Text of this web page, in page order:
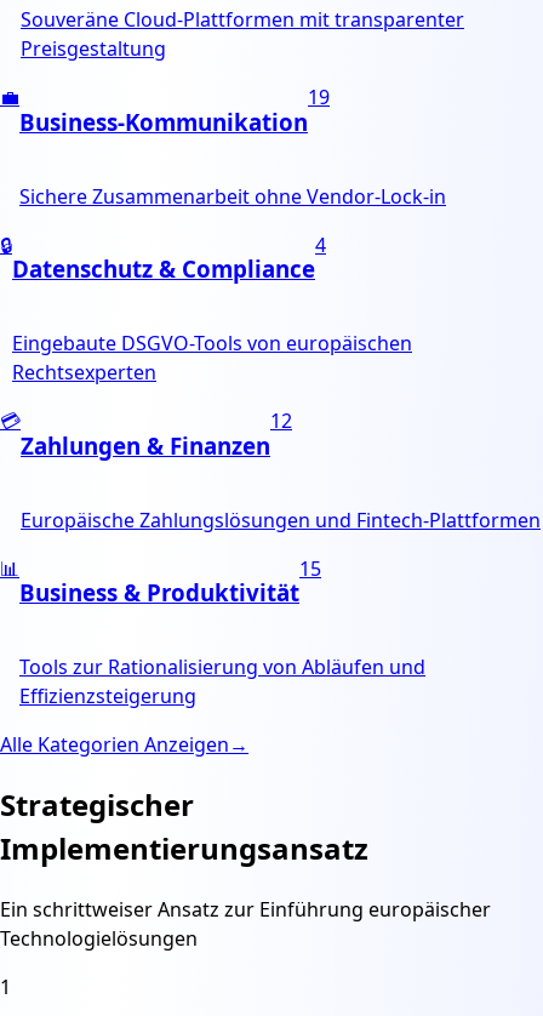
Souveräne Cloud-Plattformen mit transparenter
Preisgestaltung
💼
Business-Kommunikation
19
Sichere Zusammenarbeit ohne Vendor-Lock-in
🔒
Datenschutz & Compliance
4
Eingebaute DSGVO-Tools von europäischen
Rechtsexperten
💳
Zahlungen & Finanzen
12
Europäische Zahlungslösungen und Fintech-Plattformen
📊
Business & Produktivität
15
Tools zur Rationalisierung von Abläufen und
Effizienzsteigerung
Alle Kategorien Anzeigen→
Strategischer
Implementierungsansatz
Ein schrittweiser Ansatz zur Einführung europäischer
Technologielösungen
1